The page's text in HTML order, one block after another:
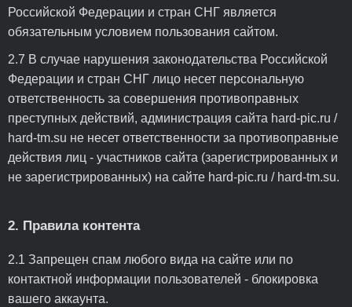
Российской Федерации и стран СНГ является
обязательным условием пользования сайтом.
2.7 В случае нарушения законодательства Российской
Федерации и стран СНГ лицо несет персональную
ответственность за совершения противоправных
преступных действий, администрация сайта hard-pic.ru /
hard-tm.su не несет ответственности за противоправные
действия лиц - участников сайта (зарегистрированных и
не зарегистрированных) на сайте hard-pic.ru / hard-tm.su.
2. Правила контента
2.1 Запрещен спам любого вида на сайте или по
контактной информации пользователей - блокировка
вашего аккаунта.